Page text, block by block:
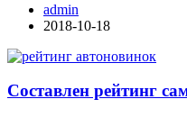
admin
2018-10-18
Составлен рейтинг